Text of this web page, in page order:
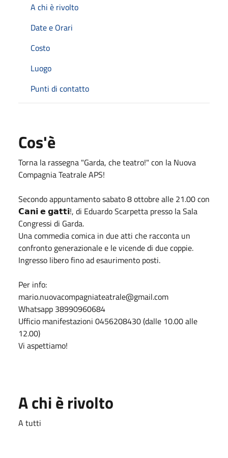
A chi è rivolto
Date e Orari
Costo
Luogo
Punti di contatto
Cos'è
Torna la rassegna "Garda, che teatro!" con la Nuova
Compagnia Teatrale APS!
Secondo appuntamento sabato 8 ottobre alle 21.00 con
𝗖𝗮𝗻𝗶 𝗲 𝗴𝗮𝘁𝘁𝗶!, di Eduardo Scarpetta presso la Sala
Congressi di Garda.
Una commedia comica in due atti che racconta un
confronto generazionale e le vicende di due coppie.
Ingresso libero fino ad esaurimento posti.
Per info:
mario.nuovacompagniateatrale@gmail.com
Whatsapp 38990960684
Ufficio manifestazioni 0456208430 (dalle 10.00 alle
12.00)
Vi aspettiamo!
A chi è rivolto
A tutti